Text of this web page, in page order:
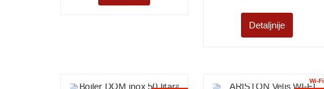
Detaljnije
Wi-Fi